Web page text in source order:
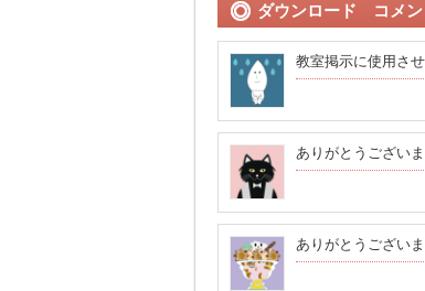
ダウンロード コメン
教室掲示に使用さ
ありがとうござい
ありがとうござい